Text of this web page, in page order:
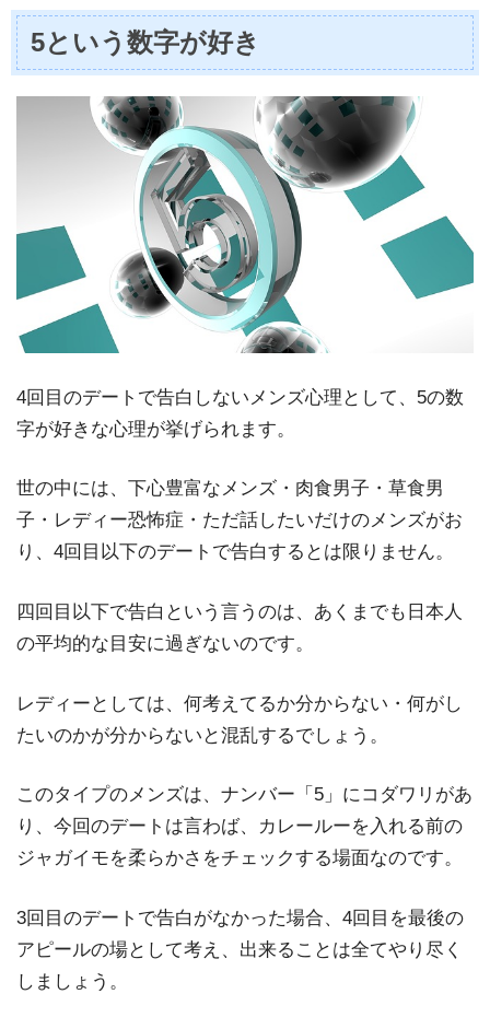
5という数字が好き
4回目のデートで告白しないメンズ心理として、5の数
字が好きな心理が挙げられます。
世の中には、下心豊富なメンズ・肉食男子・草食男
子・レディー恐怖症・ただ話したいだけのメンズがお
り、4回目以下のデートで告白するとは限りません。
四回目以下で告白という言うのは、あくまでも日本人
の平均的な目安に過ぎないのです。
レディーとしては、何考えてるか分からない・何がし
たいのかが分からないと混乱するでしょう。
このタイプのメンズは、ナンバー「5」にコダワリがあ
り、今回のデートは言わば、カレールーを入れる前の
ジャガイモを柔らかさをチェックする場面なのです。
3回目のデートで告白がなかった場合、4回目を最後の
アピールの場として考え、出来ることは全てやり尽く
しましょう。